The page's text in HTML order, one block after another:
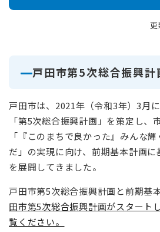
更
戸田市第5次総合振興計
戸田市は、2021年（令和3年）3月
「第5次総合振興計画」を策定し、
「『このまちで良かった』みんな
だ」の実現に向け、前期基本計画
を展開してきました。
戸田市第5次総合振興計画と前期基
田市第5次総合振興計画がスタート
覧ください。